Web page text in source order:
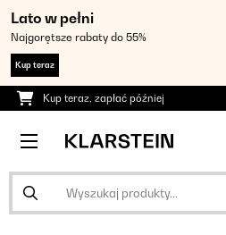
Lato w pełni
Najgorętsze rabaty do 55%
Kup teraz
Kup teraz, zapłać później